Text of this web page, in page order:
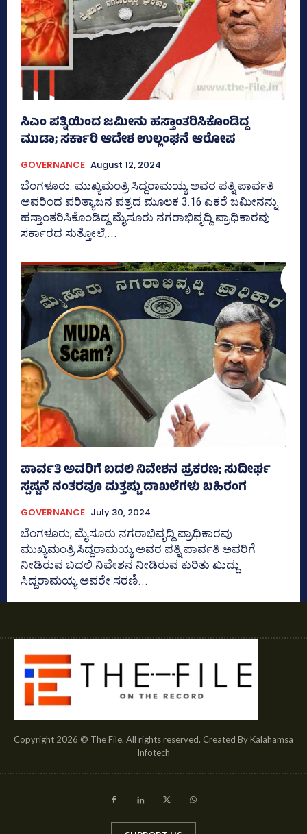
ಸಿಎಂ ಪತ್ನಿಯಿಂದ ಜಮೀನು ಹಸ್ತಾಂತರಿಸಿಕೊಂಡಿದ್ದ
ಮುಡಾ; ಸರ್ಕಾರಿ ಆದೇಶ ಉಲ್ಲಂಘನೆ ಆರೋಪ
GOVERNANCE August 12, 2024
ಬೆಂಗಳೂರು: ಮುಖ್ಯಮಂತ್ರಿ ಸಿದ್ದರಾಮಯ್ಯ ಅವರ ಪತ್ನಿ ಪಾರ್ವತಿ
ಅವರಿಂದ ಪರಿತ್ಯಾಜನ ಪತ್ರದ ಮೂಲಕ 3.16 ಎಕರೆ ಜಮೀನನ್ನು
ಹಸ್ತಾಂತರಿಸಿಕೊಂಡಿದ್ದ ಮೈಸೂರು ನಗರಾಭಿವೃದ್ದಿ ಪ್ರಾಧಿಕಾರವು
ಸರ್ಕಾರದ ಸುತ್ತೋಲೆ,...
ಪಾರ್ವತಿ ಅವರಿಗೆ ಬದಲಿ ನಿವೇಶನ ಪ್ರಕರಣ; ಸುದೀರ್ಘ
ಸ್ಪಷ್ಟನೆ ನಂತರವೂ ಮತ್ತಷ್ಟು ದಾಖಲೆಗಳು ಬಹಿರಂಗ
GOVERNANCE July 30, 2024
ಬೆಂಗಳೂರು; ಮೈಸೂರು ನಗರಾಭಿವೃದ್ದಿ ಪ್ರಾಧಿಕಾರವು
ಮುಖ್ಯಮಂತ್ರಿ ಸಿದ್ದರಾಮಯ್ಯ ಅವರ ಪತ್ನಿ ಪಾರ್ವತಿ ಅವರಿಗೆ
ನೀಡಿರುವ ಬದಲಿ ನಿವೇಶನ ನೀಡಿರುವ ಕುರಿತು ಖುದ್ದು
ಸಿದ್ದರಾಮಯ್ಯ ಅವರೇ ಸರಣಿ...
Copyright 2026 © The File. All rights reserved. Created By Kalahamsa
Infotech